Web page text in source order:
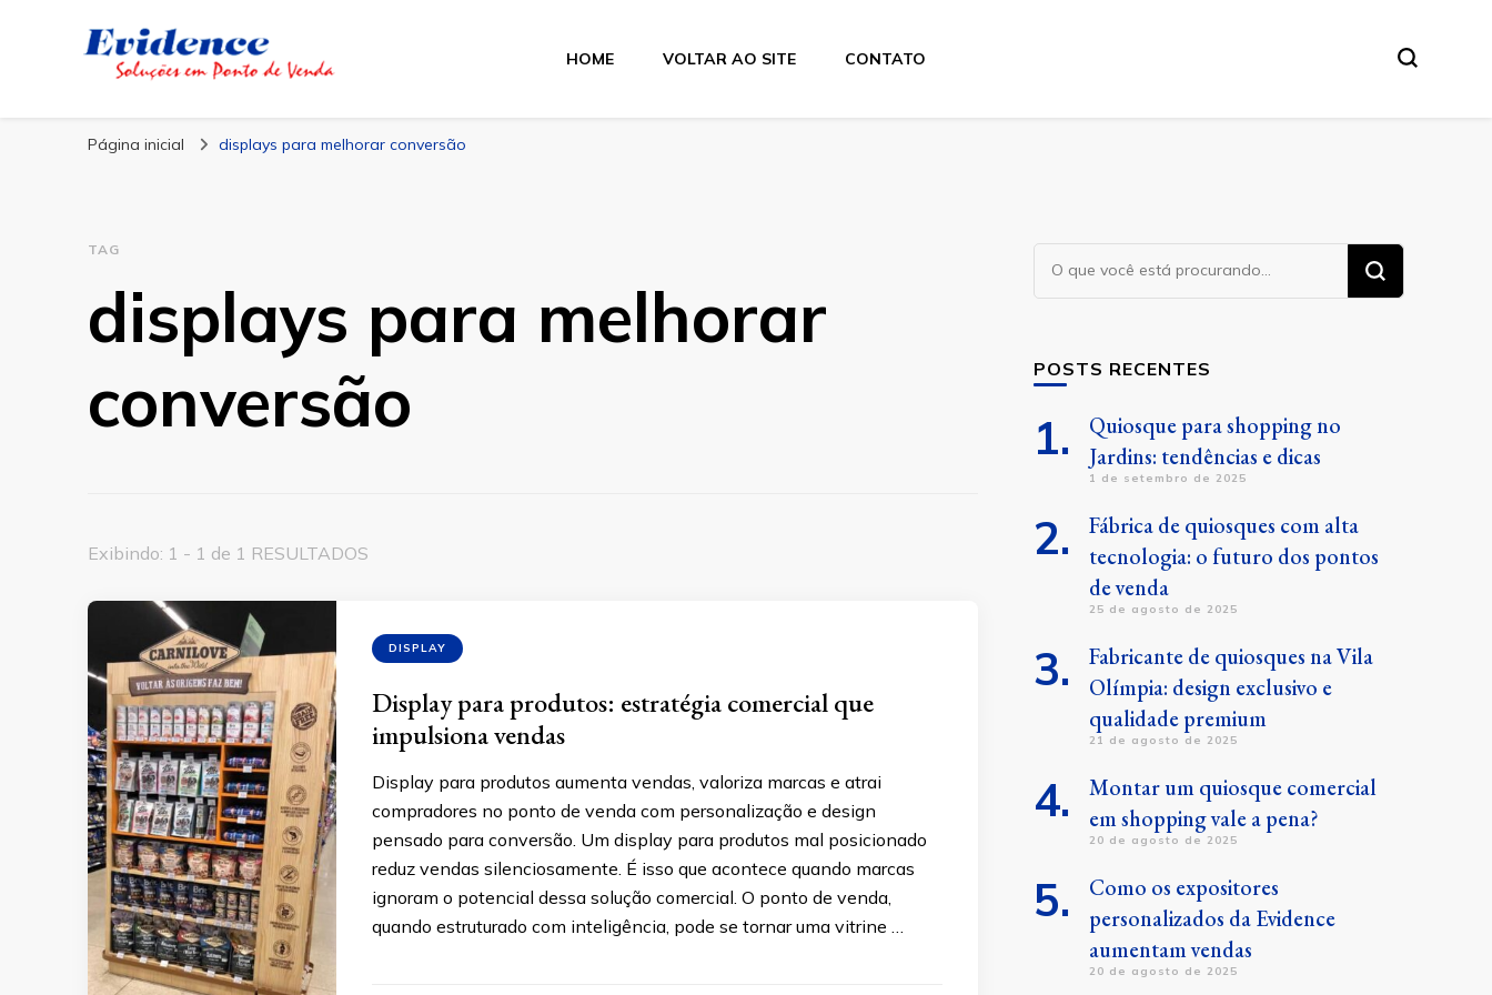
Blog Evidence
HOME VOLTAR AO SITE CONTATO
Página inicial displays para melhorar conversão
TAG
displays para melhorar
conversão
Exibindo: 1 - 1 de 1 RESULTADOS
DISPLAY
Display para produtos: estratégia comercial que
impulsiona vendas
Display para produtos aumenta vendas, valoriza marcas e atrai
compradores no ponto de venda com personalização e design
pensado para conversão. Um display para produtos mal posicionado
reduz vendas silenciosamente. É isso que acontece quando marcas
ignoram o potencial dessa solução comercial. O ponto de venda,
quando estruturado com inteligência, pode se tornar uma vitrine …
Procurando
algo?
POSTS RECENTES
Quiosque para shopping no
Jardins: tendências e dicas
1 de setembro de 2025
Fábrica de quiosques com alta
tecnologia: o futuro dos pontos
de venda
25 de agosto de 2025
Fabricante de quiosques na Vila
Olímpia: design exclusivo e
qualidade premium
21 de agosto de 2025
Montar um quiosque comercial
em shopping vale a pena?
20 de agosto de 2025
Como os expositores
personalizados da Evidence
aumentam vendas
20 de agosto de 2025